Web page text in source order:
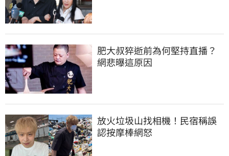
肥大叔猝逝前為何堅持直播？
網悲曝這原因
放火垃圾山找相機！民宿稱誤
認按摩棒網怒